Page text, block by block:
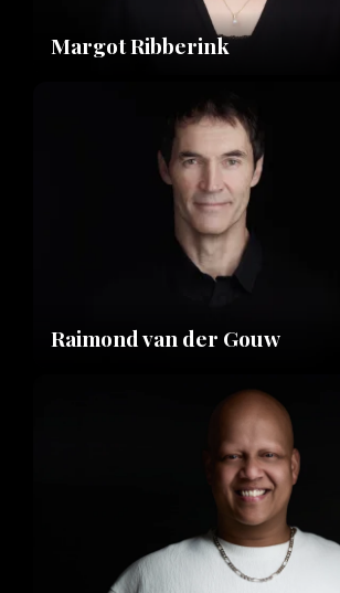
Margot Ribberink
Raimond van der Gouw